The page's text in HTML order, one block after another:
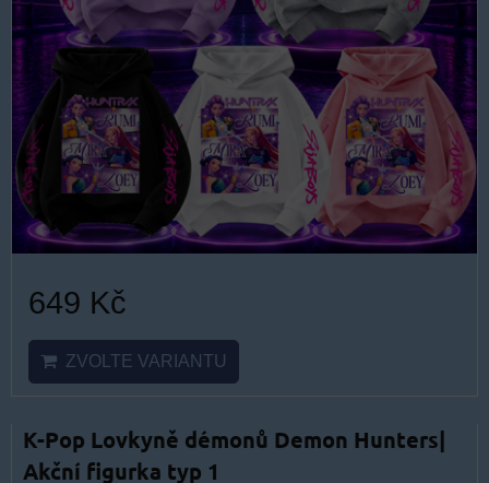
649 Kč
ZVOLTE VARIANTU
K-Pop Lovkyně démonů Demon Hunters|
Akční figurka typ 1